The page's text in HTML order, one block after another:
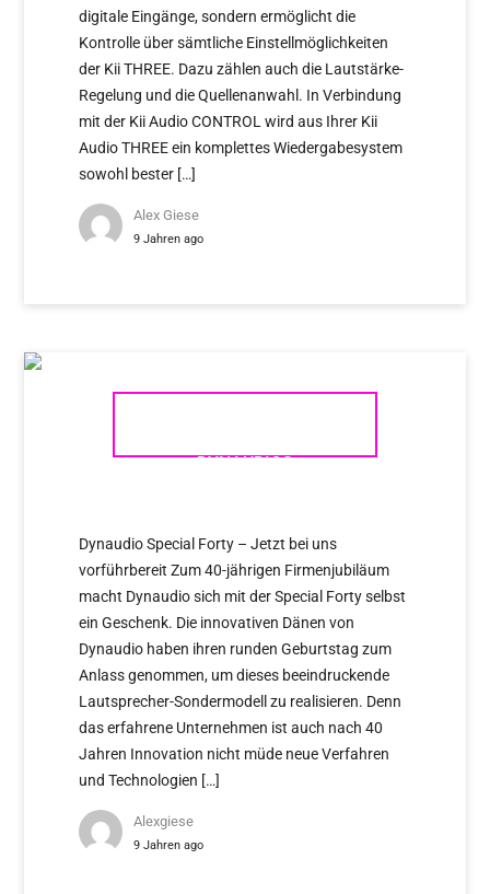
digitale Eingänge, sondern ermöglicht die
Kontrolle über sämtliche Einstellmöglichkeiten
der Kii THREE. Dazu zählen auch die Lautstärke-
Regelung und die Quellenanwahl. In Verbindung
mit der Kii Audio CONTROL wird aus Ihrer Kii
Audio THREE ein komplettes Wiedergabesystem
sowohl bester […]
Alex Giese
9 Jahren ago
DYNAUDIOS
Dynaudio Special Forty – Jetzt bei uns
vorführbereit Zum 40-jährigen Firmenjubiläum
macht Dynaudio sich mit der Special Forty selbst
ein Geschenk. Die innovativen Dänen von
Dynaudio haben ihren runden Geburtstag zum
Anlass genommen, um dieses beeindruckende
Lautsprecher-Sondermodell zu realisieren. Denn
das erfahrene Unternehmen ist auch nach 40
Jahren Innovation nicht müde neue Verfahren
und Technologien […]
Alexgiese
9 Jahren ago